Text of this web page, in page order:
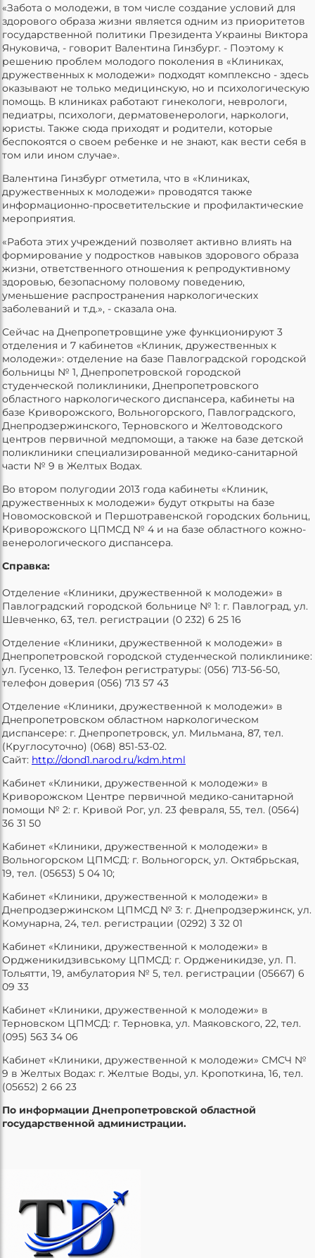
«Забота о молодежи, в том числе создание условий для
здорового образа жизни является одним из приоритетов
государственной политики Президента Украины Виктора
Януковича, - говорит Валентина Гинзбург. - Поэтому к
решению проблем молодого поколения в «Клиниках,
дружественных к молодежи» подходят комплексно - здесь
оказывают не только медицинскую, но и психологическую
помощь. В клиниках работают гинекологи, неврологи,
педиатры, психологи, дерматовенерологи, наркологи,
юристы. Также сюда приходят и родители, которые
беспокоятся о своем ребенке и не знают, как вести себя в
том или ином случае».
Валентина Гинзбург отметила, что в «Клиниках,
дружественных к молодежи» проводятся также
информационно-просветительские и профилактические
мероприятия.
«Работа этих учреждений позволяет активно влиять на
формирование у подростков навыков здорового образа
жизни, ответственного отношения к репродуктивному
здоровью, безопасному половому поведению,
уменьшение распространения наркологических
заболеваний и т.д.», - сказала она.
Сейчас на Днепропетровщине уже функционируют 3
отделения и 7 кабинетов «Клиник, дружественных к
молодежи»: отделение на базе Павлоградской городской
больницы № 1, Днепропетровской городской
студенческой поликлиники, Днепропетровского
областного наркологического диспансера, кабинеты на
базе Криворожского, Вольногорского, Павлоградского,
Днепродзержинского, Терновского и Желтоводского
центров первичной медпомощи, а также на базе детской
поликлиники специализированной медико-санитарной
части № 9 в Желтых Водах.
Во втором полугодии 2013 года кабинеты «Клиник,
дружественных к молодежи» будут открыты на базе
Новомосковской и Першотравенской городских больниц,
Криворожского ЦПМСД № 4 и на базе областного кожно-
венерологического диспансера.
Справка:
Отделение «Клиники, дружественной к молодежи» в
Павлоградский городской больнице № 1: г. Павлоград, ул.
Шевченко, 63, тел. регистрации (0 232) 6 25 16
Отделение «Клиники, дружественной к молодежи» в
Днепропетровской городской студенческой поликлинике:
ул. Гусенко, 13. Телефон регистратуры: (056) 713-56-50,
телефон доверия (056) 713 57 43
Отделение «Клиники, дружественной к молодежи» в
Днепропетровском областном наркологическом
диспансере: г. Днепропетровск, ул. Мильмана, 87, тел.
(Круглосуточно) (068) 851-53-02.
Сайт: http://dond1.narod.ru/kdm.html
Кабинет «Клиники, дружественной к молодежи» в
Криворожском Центре первичной медико-санитарной
помощи № 2: г. Кривой Рог, ул. 23 февраля, 55, тел. (0564)
36 31 50
Кабинет «Клиники, дружественной к молодежи» в
Вольногорском ЦПМСД: г. Вольногорск, ул. Октябрьская,
19, тел. (05653) 5 04 10;
Кабинет «Клиники, дружественной к молодежи» в
Днепродзержинском ЦПМСД № 3: г. Днепродзержинск, ул.
Комунарна, 24, тел. регистрации (0292) 3 32 01
Кабинет «Клиники, дружественной к молодежи» в
Ордженикидзивському ЦПМСД: г. Ордженикидзе, ул. П.
Тольятти, 19, амбулатория № 5, тел. регистрации (05667) 6
09 33
Кабинет «Клиники, дружественной к молодежи» в
Терновском ЦПМСД: г. Терновка, ул. Маяковского, 22, тел.
(095) 563 34 06
Кабинет «Клиники, дружественной к молодежи» СМСЧ №
9 в Желтых Водах: г. Желтые Воды, ул. Кропоткина, 16, тел.
(05652) 2 66 23
По информации Днепропетровской областной
государственной администрации.